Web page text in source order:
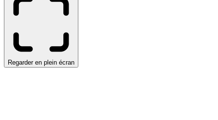
Regarder en plein écran